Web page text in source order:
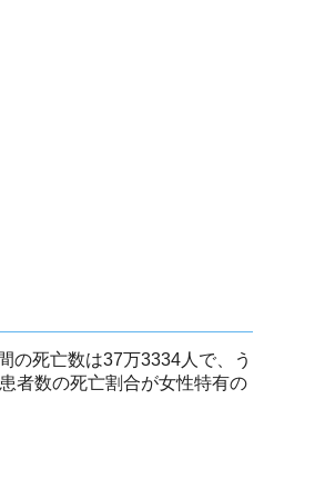
の死亡数は37万3334人で、う
者数の死亡割合が女性特有の